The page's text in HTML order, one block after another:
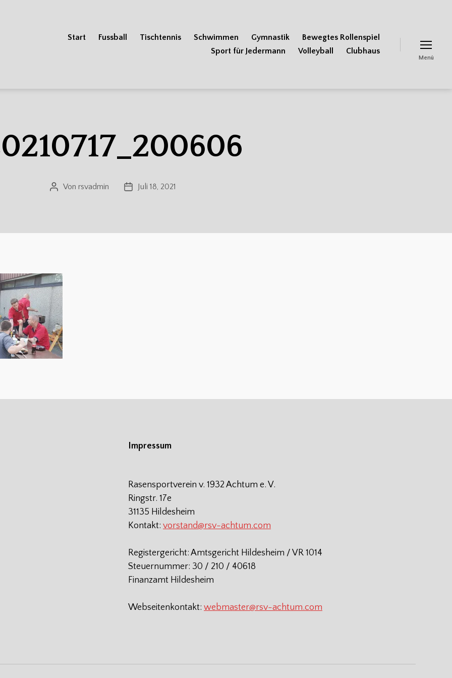
Start Fussball Tischtennis Schwimmen Gymnastik
Bewegtes Rollenspiel
Sport für Jedermann
Volleyball Clubhaus
Menü
Beitragsautor
Von rsvadmin Veröffentlichungsdatum
Juli 18, 2021
Impressum
Rasensportverein v. 1932 Achtum e. V.
Ringstr. 17e
31135 Hildesheim
Kontakt: vorstand@rsv-achtum.com
Registergericht: Amtsgericht Hildesheim / VR 1014
Steuernummer: 30 / 210 / 40618
Finanzamt Hildesheim
Webseitenkontakt: webmaster@rsv-achtum.com